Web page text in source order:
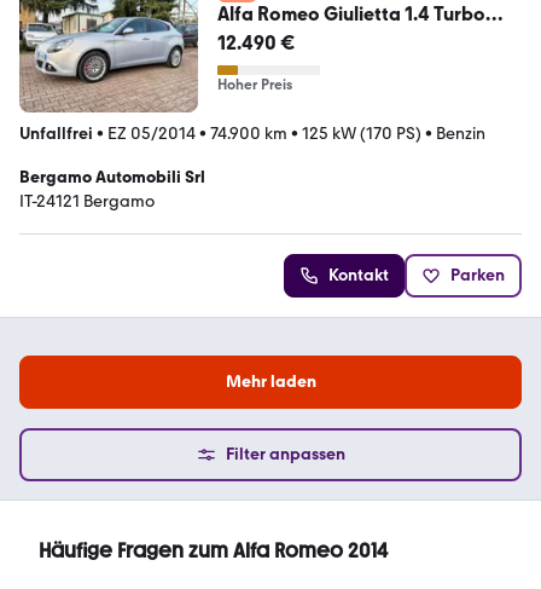
Alfa Romeo Giulietta 1.4 Turbo
MultiAir TCT Excl
12.490 €
Hoher Preis
Unfallfrei • EZ 05/2014• 74.900 km • 125 kW (170 PS) • Benzin
Bergamo Automobili Srl
IT-24121 Bergamo
Kontakt Parken
Mehr laden
Filter anpassen
Häufige Fragen zum Alfa Romeo 2014